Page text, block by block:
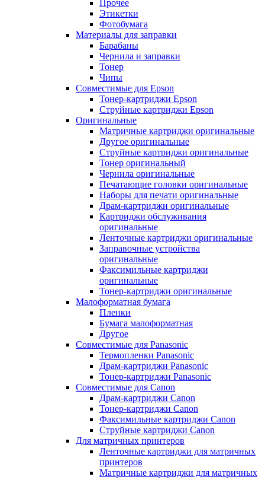
Прочее
Этикетки
Фотобумага
Материалы для заправки
Барабаны
Чернила и заправки
Тонер
Чипы
Совместимые для Epson
Тонер-картриджи Epson
Струйные картриджи Epson
Оригинальные
Матричные картриджи оригинальные
Другое оригинальные
Струйные картриджи оригинальные
Тонер оригинальный
Чернила оригинальные
Печатающие головки оригинальные
Наборы для печати оригинальные
Драм-картриджи оригинальные
Картриджи обслуживания
оригинальные
Ленточные картриджи оригинальные
Заправочные устройства
оригинальные
Факсимильные картриджи
оригинальные
Тонер-картриджи оригинальные
Малоформатная бумага
Пленки
Бумага малоформатная
Другое
Совместимые для Panasonic
Термопленки Panasonic
Драм-картриджи Panasonic
Тонер-картриджи Panasonic
Совместимые для Canon
Драм-картриджи Canon
Тонер-картриджи Canon
Факсимильные картриджи Canon
Струйные картриджи Canon
Для матричных принтеров
Ленточные картриджи для матричных
принтеров
Матричные картриджи для матричных